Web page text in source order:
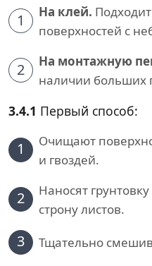
1 На клей.
поверхностей с
2 На монтажную
наличии больших
3.4.1 Первый способ:
1
Очищают
и гвоздей.
2
Наносят
строну листов.
3 Тщательно